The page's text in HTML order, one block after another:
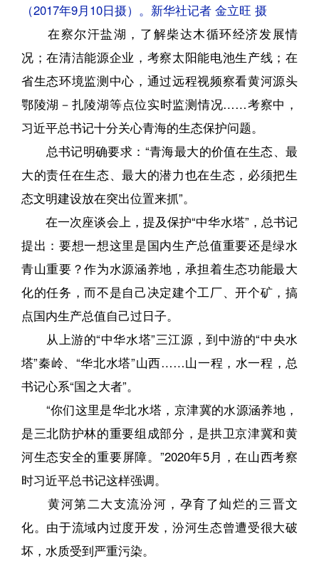
（2017年9月10日摄）。新华社记者 金立旺 摄
在察尔汗盐湖，了解柴达木循环经济发展情
况；在清洁能源企业，考察太阳能电池生产线；在
省生态环境监测中心，通过远程视频察看黄河源头
鄂陵湖－扎陵湖等点位实时监测情况……考察中，
习近平总书记十分关心青海的生态保护问题。
总书记明确要求：“青海最大的价值在生态、最
大的责任在生态、最大的潜力也在生态，必须把生
态文明建设放在突出位置来抓”。
在一次座谈会上，提及保护“中华水塔”，总书记
提出：要想一想这里是国内生产总值重要还是绿水
青山重要？作为水源涵养地，承担着生态功能最大
化的任务，而不是自己决定建个工厂、开个矿，搞
点国内生产总值自己过日子。
从上游的“中华水塔”三江源，到中游的“中央水
塔”秦岭、“华北水塔”山西……山一程，水一程，总
书记心系“国之大者”。
“你们这里是华北水塔，京津冀的水源涵养地，
是三北防护林的重要组成部分，是拱卫京津冀和黄
河生态安全的重要屏障。”2020年5月，在山西考察
时习近平总书记这样强调。
黄河第二大支流汾河，孕育了灿烂的三晋文
化。由于流域内过度开发，汾河生态曾遭受很大破
坏，水质受到严重污染。